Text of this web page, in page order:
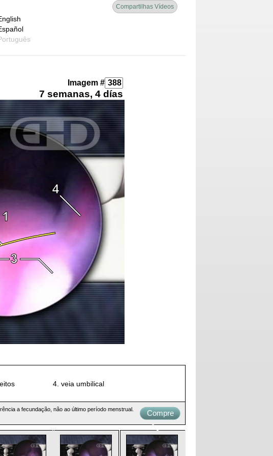
Compartilhas Vídeos
Imagem #
7 semanas, 4 días
4. veia umbilical
Compre
Agora
a fecundação, não ao último período menstrual.